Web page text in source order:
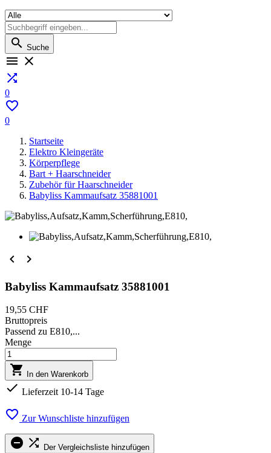
 Suche
 

0

0
Startseite
Elektro Kleingeräte
Körperpflege
Bart + Haarschneider
Zubehör für Haarschneider
Babyliss Kammaufsatz 35881001
 
Babyliss Kammaufsatz 35881001
19,55 CHF
Bruttopreis
Passend zu E810,...
Menge
 In den Warenkorb
 Lieferzeit 10-14 Tage
 Zur Wunschliste hinzufügen
  Der Vergleichsliste hinzufügen